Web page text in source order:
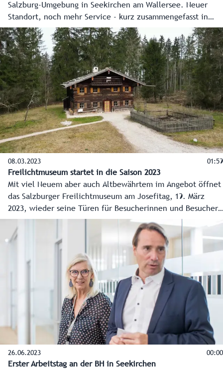
Salzburg-Umgebung in Seekirchen am Wallersee. Neuer
Standort, noch mehr Service - kurz zusammengefasst in
diesem Video.
08.03.2023 01:59
Freilichtmuseum startet in die Saison 2023
Mit viel Neuem aber auch Altbewährtem im Angebot öffnet
das Salzburger Freilichtmuseum am Josefitag, 19. März
2023, wieder seine Türen für Besucherinnen und Besucher.
Von Zaungesprächen mit Mitarbeitern über Workshops,
Führungen bei Vollmond und natürlich Salzburger
Geschichte zum Anfassen bis hin zu neuen Veranstaltungen
wird Familien dort viel geboten.
26.06.2023 00:00
Erster Arbeitstag an der BH in Seekirchen